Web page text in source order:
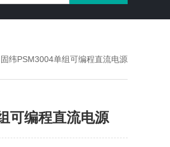
纬PSM3004单组可编程直流电源
可编程直流电源